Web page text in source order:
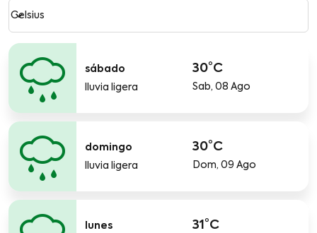
Weather unit option Celsius Selected
Celsius
keyboard_arrow_down
sábado
lluvia ligera
30°C
Sab, 08 Ago
domingo
lluvia ligera
30°C
Dom, 09 Ago
lunes
31°C